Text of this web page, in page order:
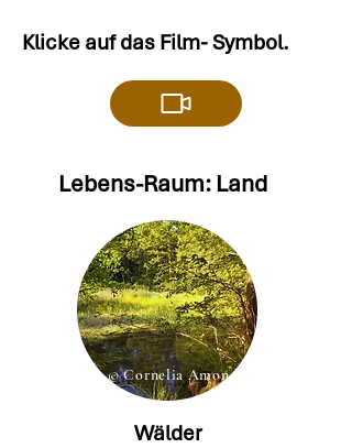
Klicke auf das Film- Symbol.
Lebens-Raum: Land
Wälder
© Cornelia Amon